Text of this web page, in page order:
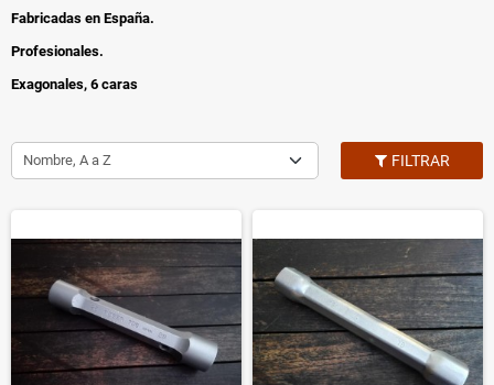
Fabricadas en España.
Profesionales.
Exagonales, 6 caras
Nombre, A a Z FILTRAR